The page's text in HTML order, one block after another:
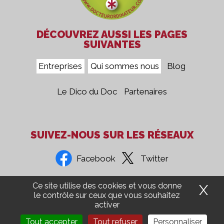
DÉCOUVREZ AUSSI LES PAGES
SUIVANTES
Entreprises Qui sommes nous Blog
Le Dico du Doc Partenaires
SUIVEZ-NOUS SUR LES RÉSEAUX
Facebook Twitter
Confidentialité Mentions Légales CGV Presse
Groupe 5COM Aide Ordinateur Recrutement
Ce site utilise des cookies et vous donne
le contrôle sur ceux que vous souhaitez
activer
Tout accepter
Tout refuser Personnaliser
X